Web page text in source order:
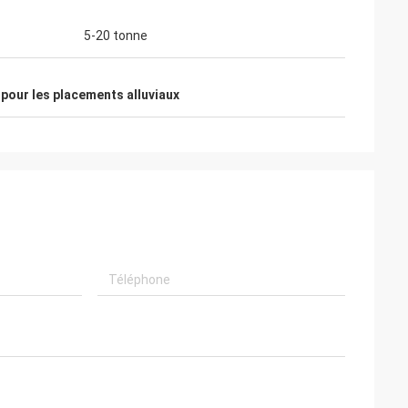
5-20 tonne
les placements alluviaux